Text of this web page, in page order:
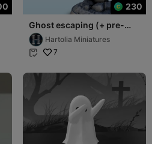
230
Ghost escaping (+ pre-
supported version) (7) -
miniatures wa
Hartolia Miniatures
 7